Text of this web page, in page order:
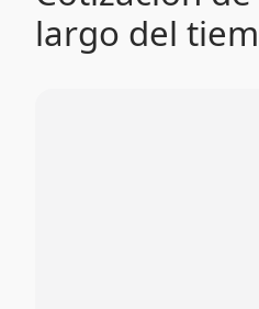
largo del